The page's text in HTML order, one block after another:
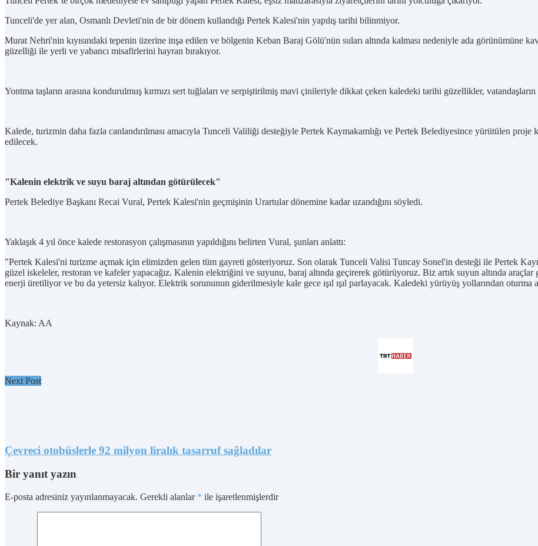
Tunceli'de yer alan, Osmanlı Devleti'nin de bir dönem kullandığı Pertek Kalesi'nin yapılış tarihi bilinmiyor.
Murat Nehri'nin kıyısındaki tepenin üzerine inşa edilen ve bölgenin Keban Baraj Gölü'nün suları altında kalması nedeniyle ada görünümüne
güzelliği ile yerli ve yabancı misafirlerini hayran bırakıyor.
Yontma taşların arasına kondurulmuş kırmızı sert tuğlaları ve serpiştirilmiş mavi çinileriyle dikkat çeken kaledeki tarihi güzellikler, vatandaşların
Kalede, turizmin daha fazla canlandırılması amacıyla Tunceli Valiliği desteğiyle Pertek Kaymakamlığı ve Pertek Belediyesince yürütülen
edilecek.
"Kalenin elektrik ve suyu baraj altından götürülecek"
Pertek Belediye Başkanı Recai Vural, Pertek Kalesi'nin geçmişinin Urartular dönemine kadar uzandığını söyledi.
Yaklaşık 4 yıl önce kalede restorasyon çalışmasının yapıldığını belirten Vural, şunları anlattı:
"Pertek Kalesi'ni turizme açmak için elimizden gelen tüm gayreti gösteriyoruz. Son olarak Tunceli Valisi Tuncay Sonel'in desteği ile Pertek
güzel iskeleler, restoran ve kafeler yapacağız. Kalenin elektriğini ve suyunu, baraj altında geçirerek götürüyoruz. Biz artık suyun altında
enerji üretiliyor ve bu da yetersiz kalıyor. Elektrik sorununun giderilmesiyle kale gece ışıl ışıl parlayacak. Kaledeki yürüyüş yollarından oturma
Kaynak: AA
Next Post
Çevreci otobüslerle 92 milyon liralık tasarruf sağladılar
Bir yanıt yazın
E-posta adresiniz yayınlanmayacak. Gerekli alanlar * ile işaretlenmişlerdir